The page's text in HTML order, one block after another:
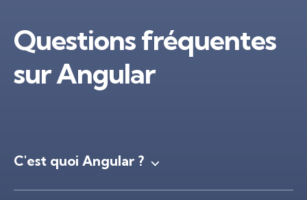
Questions fréquentes
sur Angular
C'est quoi Angular ?